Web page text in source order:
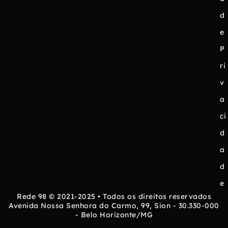
d
e
P
ri
v
a
ci
d
a
d
e
Rede 98 © 2021-2025 • Todos os direitos reservados
Avenida Nossa Senhora do Carmo, 99, Sion - 30.330-000
- Belo Horizonte/MG